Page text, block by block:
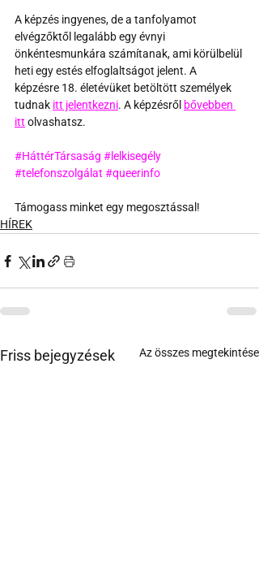
A képzés ingyenes, de a tanfolyamot
elvégzőktől legalább egy évnyi
önkéntesmunkára számítanak, ami körülbelül
heti egy estés elfoglaltságot jelent. A
képzésre 18. életévüket betöltött személyek
tudnak itt jelentkezni. A képzésről bővebben
itt olvashatsz.
#HáttérTársaság #lelkisegély
#telefonszolgálat #queerinfo
Támogass minket egy megosztással!
HÍREK
Friss bejegyzések Az összes megtekintése